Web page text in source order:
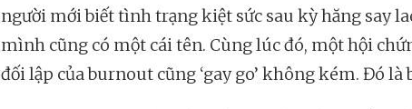
người mới biết tình trạng kiệt sức sau kỳ hăng say
mình cũng có một cái tên. Cùng lúc đó, một hội
đối lập của burnout cũng ‘gay go’ không kém. Đó là